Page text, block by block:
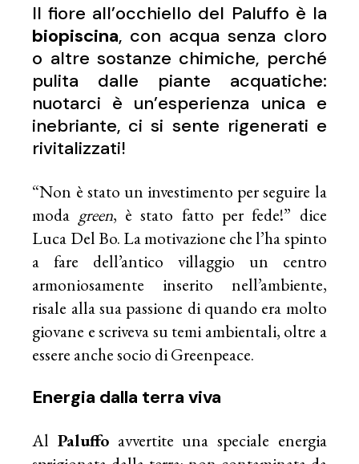
Il fiore all’occhiello del Paluffo è la
biopiscina, con acqua senza cloro
o altre sostanze chimiche, perché
pulita dalle piante acquatiche:
nuotarci è un’esperienza unica e
inebriante, ci si sente rigenerati e
rivitalizzati!
“Non è stato un investimento per seguire la
moda green, è stato fatto per fede!” dice
Luca Del Bo. La motivazione che l’ha spinto
a fare dell’antico villaggio un centro
armoniosamente inserito nell’ambiente,
risale alla sua passione di quando era molto
giovane e scriveva su temi ambientali, oltre a
essere anche socio di Greenpeace.
Energia dalla terra viva
Al Paluffoavvertite una speciale energia